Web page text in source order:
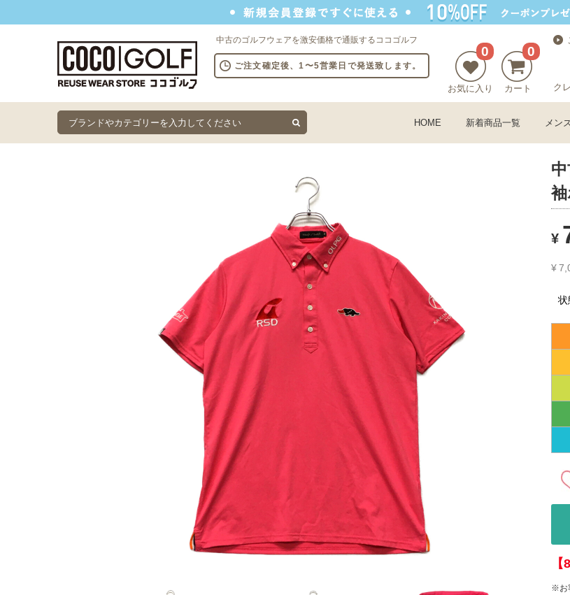
中古のゴルフウェアを激安価格で通販するココゴルフ
ご注文確定後、1〜5営業日で発送致します。
0
お気に入り
0
カート ク
HOME 新着商品一覧 メン
¥
¥
状
※お